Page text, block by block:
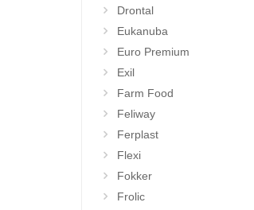
Drontal
Eukanuba
Euro Premium
Exil
Farm Food
Feliway
Ferplast
Flexi
Fokker
Frolic